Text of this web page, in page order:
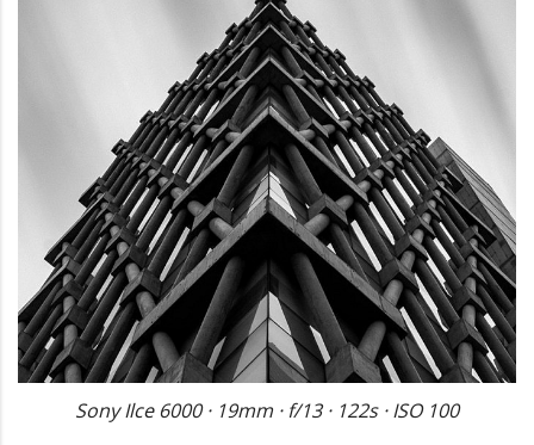
Sony Ilce 6000 · 19mm · f/13 · 122s · ISO 100